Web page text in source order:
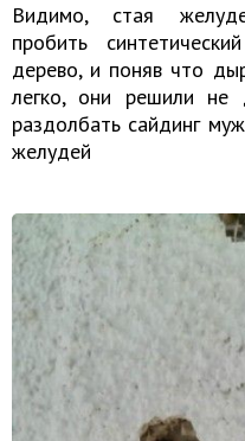
Видимо, стая
пробить
дерево, и поняв что
легко, они решили не
раздолбать сайдинг
желудей